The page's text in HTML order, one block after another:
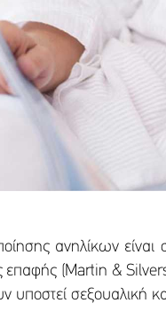
ανηλίκων
(Martin &
υποστεί σεξουαλική